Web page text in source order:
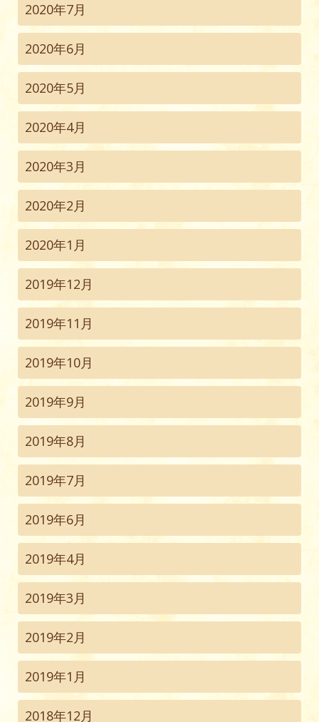
2020年7月
2020年6月
2020年5月
2020年4月
2020年3月
2020年2月
2020年1月
2019年12月
2019年11月
2019年10月
2019年9月
2019年8月
2019年7月
2019年6月
2019年4月
2019年3月
2019年2月
2019年1月
2018年12月